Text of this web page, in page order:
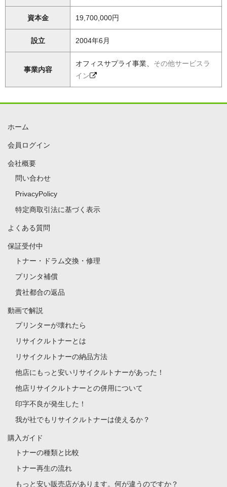
資本金 19,700,000円
設立 2004年6月
事業内容
オフィスサプライ事業、 その他サービスラ
イン
ホーム
会員ログイン
会社概要
問い合わせ
PrivacyPolicy
特定商取引法に基づく表示
よくある質問
保証受付中
トナー・ドラム交換・修理
プリンタ補償
貴社都合の返品
動画で解説
プリンターが壊れたら
リサイクルトナーとは
リサイクルトナーの納品方法
他店にもっと安いリサイクルトナーがあった！
他店リサイクルトナーとの併用について
印字不良が発生した！
我が社でもリサイクルトナーは使えるか？
購入ガイド
トナーの種類と比較
トナー再生の流れ
もっと安い販売店があります。何が違うのですか？